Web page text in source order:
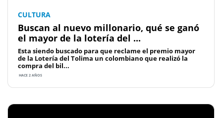
CULTURA
Buscan al nuevo millonario, qué se ganó
el mayor de la lotería del ...
Esta siendo buscado para que reclame el premio mayor
de la Lotería del Tolima un colombiano que realizó la
compra del bil...
HACE 2 AÑOS